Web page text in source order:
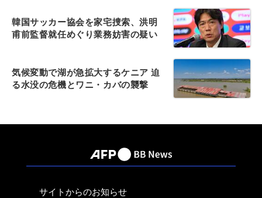
韓国サッカー協会を家宅捜索、洪明
甫前監督就任めぐり業務妨害の疑い
気候変動で湖が急拡大するケニア 迫
る水没の危機とワニ・カバの襲撃
サイトからのお知らせ